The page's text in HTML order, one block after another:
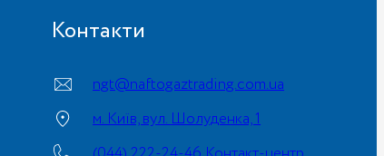
Контакти
ngt@naftogaztrading.com.ua
м. Київ, вул. Шолуденка, 1